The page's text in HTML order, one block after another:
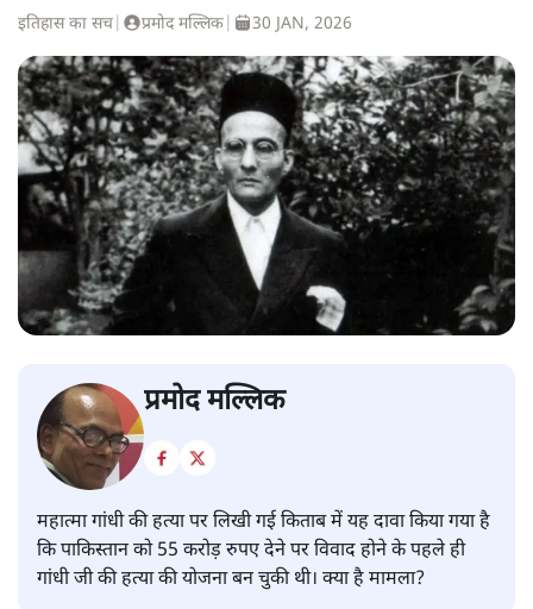
इतिहास का सच प्रमोद मल्लिक 30 JAN, 2026
प्रमोद मल्लिक
महात्मा गांधी की हत्या पर लिखी गई किताब में यह दावा किया गया है
कि पाकिस्तान को 55 करोड़ रुपए देने पर विवाद होने के पहले ही
गांधी जी की हत्या की योजना बन चुकी थी। क्या है मामला?